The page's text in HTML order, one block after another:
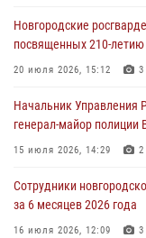
04 августа 2026, 09:12
Радиоэфир программы
центре подготовки
30 июля 2026, 16:00 1
разрешительной
линию»
30 июля 2026, 14:36 1
Новгородские
посвященных 210-
20 июля 2026, 15:12 3
Начальник Управления
генерал-майор полиции
15 июля 2026, 14:29 2
Сотрудники
за 6 месяцев 2026 года
16 июля 2026, 12:09 3